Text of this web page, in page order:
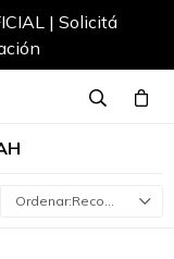
| Solicitá
Recomendados